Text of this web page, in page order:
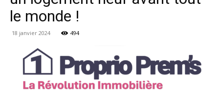
le monde !
18 janvier 2024 494